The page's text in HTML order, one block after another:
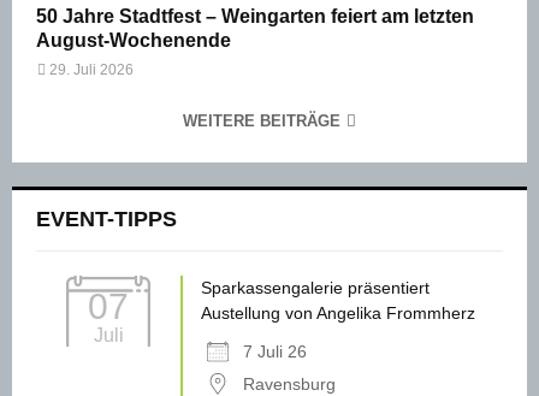
50 Jahre Stadtfest – Weingarten feiert am letzten
August-Wochenende
29. Juli 2026
WEITERE BEITRÄGE
EVENT-TIPPS
07
Juli
Sparkassengalerie präsentiert
Austellung von Angelika Frommherz
7 Juli 26
Ravensburg